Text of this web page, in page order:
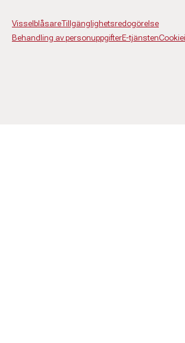
VisselblåsareTillgänglighetsredogörelse
Behandling av personuppgifterE-tjänsten